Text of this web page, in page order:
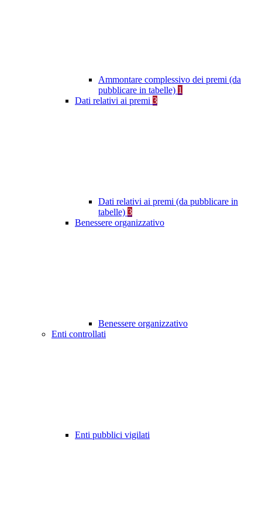
Ammontare complessivo dei premi (da
pubblicare in tabelle) 1
Dati relativi ai premi 3
Dati relativi ai premi (da pubblicare in
tabelle) 3
Benessere organizzativo
Benessere organizzativo
Enti controllati
Enti pubblici vigilati